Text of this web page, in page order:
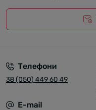
Телефони
38 (050) 449 60 49
E-mail